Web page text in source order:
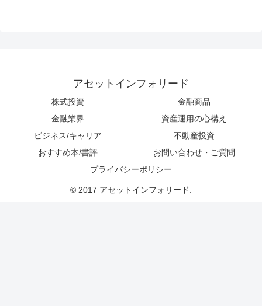
アセットインフォリード
株式投資
金融商品
金融業界
資産運用の心構え
ビジネス/キャリア
不動産投資
おすすめ本/書評
お問い合わせ・ご質問
プライバシーポリシー
© 2017 アセットインフォリード.